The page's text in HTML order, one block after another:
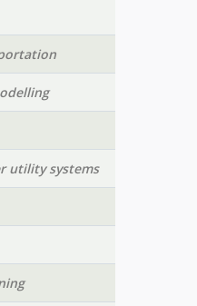
utility systems